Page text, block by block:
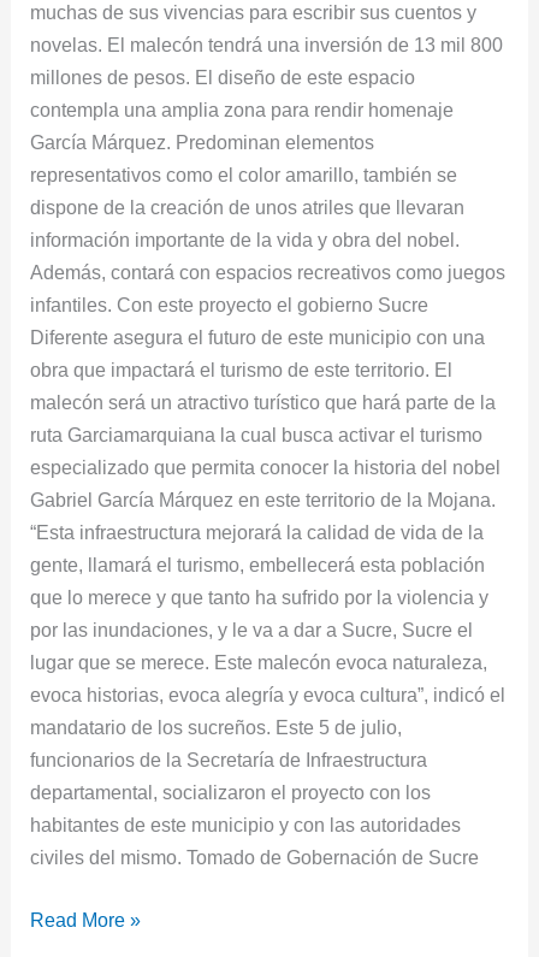
muchas de sus vivencias para escribir sus cuentos y
novelas. El malecón tendrá una inversión de 13 mil 800
millones de pesos. El diseño de este espacio
contempla una amplia zona para rendir homenaje
García Márquez. Predominan elementos
representativos como el color amarillo, también se
dispone de la creación de unos atriles que llevaran
información importante de la vida y obra del nobel.
Además, contará con espacios recreativos como juegos
infantiles. Con este proyecto el gobierno Sucre
Diferente asegura el futuro de este municipio con una
obra que impactará el turismo de este territorio. El
malecón será un atractivo turístico que hará parte de la
ruta Garciamarquiana la cual busca activar el turismo
especializado que permita conocer la historia del nobel
Gabriel García Márquez en este territorio de la Mojana.
“Esta infraestructura mejorará la calidad de vida de la
gente, llamará el turismo, embellecerá esta población
que lo merece y que tanto ha sufrido por la violencia y
por las inundaciones, y le va a dar a Sucre, Sucre el
lugar que se merece. Este malecón evoca naturaleza,
evoca historias, evoca alegría y evoca cultura”, indicó el
mandatario de los sucreños. Este 5 de julio,
funcionarios de la Secretaría de Infraestructura
departamental, socializaron el proyecto con los
habitantes de este municipio y con las autoridades
civiles del mismo. Tomado de Gobernación de Sucre
Márquez
Read More »